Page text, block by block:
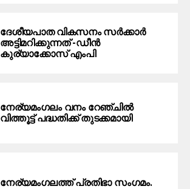
ദേശീയപാത വികസനം സർക്കാർ
അട്ടിമറിക്കുന്നത് -ഡീൻ
കുര്യാക്കോസ് എംപി
നേര്യമംഗലം വനം റേഞ്ചിൽ
വിത്തൂട്ട് പദ്ധതിക്ക് തുടക്കമായി
നേര്യമംഗലത്ത് പ്രതിഭാ സംഗമം.